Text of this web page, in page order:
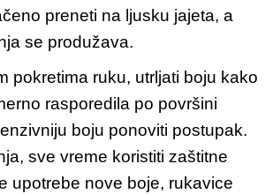
preneti na ljusku jajeta, a
se produžava.
pokretima ruku, utrljati boju kako
rasporedila po površini
boju ponoviti postupak.
sve vreme koristiti zaštitne
upotrebe nove boje, rukavice